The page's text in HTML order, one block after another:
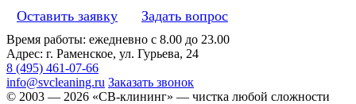
Оставить заявку Задать вопрос
Время работы: ежедневно с 8.00 до 23.00
Адрес: г. Раменское, ул. Гурьева, 24
8 (495) 461-07-66
info@svcleaning.ru Заказать звонок
© 2003 — 2026 «СВ-клининг» — чистка любой сложности